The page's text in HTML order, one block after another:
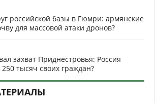
российской базы в Гюмри: армянские
для массовой атаки дронов?
захват Приднестровья: Россия
тысяч своих граждан?